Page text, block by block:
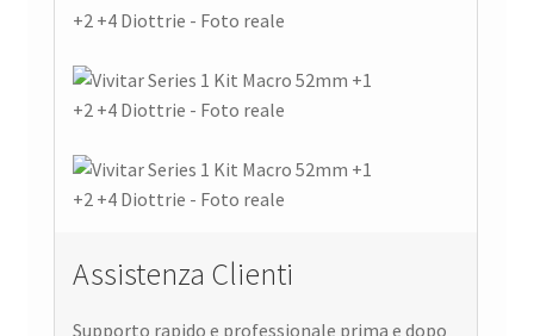
Assistenza Clienti
Supporto rapido e professionale prima e dopo